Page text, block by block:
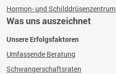
Hormon- und Schilddrüsenzentrum
Was uns auszeichnet
Unsere Erfolgsfaktoren
Umfassende Beratung
Schwangerschaftsraten